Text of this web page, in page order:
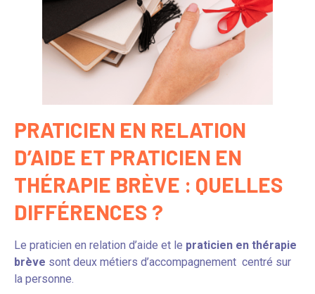
PRATICIEN EN RELATION
D’AIDE ET PRATICIEN EN
THÉRAPIE BRÈVE : QUELLES
DIFFÉRENCES ?
Le praticien en relation d’aide et le praticien en thérapie
brève sont deux métiers d’accompagnement centré sur
la personne.